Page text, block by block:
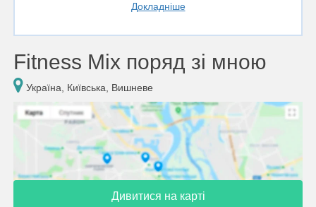
Докладніше
Fitness Mix поряд зі мною
Україна, Київська, Вишневе
Дивитися на карті